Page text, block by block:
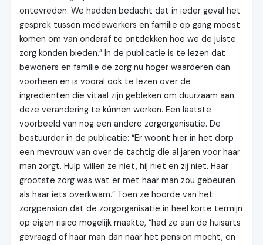
ontevreden. We hadden bedacht dat in ieder geval het
gesprek tussen medewerkers en familie op gang moest
komen om van onderaf te ontdekken hoe we de juiste
zorg konden bieden.” In de publicatie is te lezen dat
bewoners en familie de zorg nu hoger waarderen dan
voorheen en is vooral ook te lezen over de
ingrediënten die vitaal zijn gebleken om duurzaam aan
deze verandering te kúnnen werken. Een laatste
voorbeeld van nog een andere zorgorganisatie. De
bestuurder in de publicatie: “Er woont hier in het dorp
een mevrouw van over de tachtig die al jaren voor haar
man zorgt. Hulp willen ze niet, hij niet en zij niet. Haar
grootste zorg was wat er met haar man zou gebeuren
als haar iets overkwam.” Toen ze hoorde van het
zorgpension dat de zorgorganisatie in heel korte termijn
op eigen risico mogelijk maakte, “had ze aan de huisarts
gevraagd of haar man dan naar het pension mocht, en